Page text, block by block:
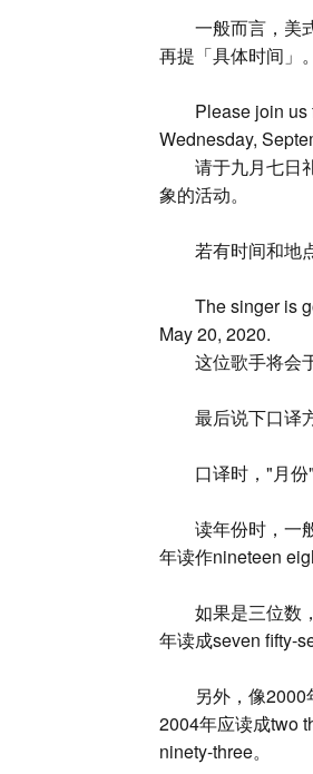
一般而言，美
再提「具体时间」。
Please join
Wednesday,
请于九月七日
象的活动。
若有时间和地
The singer is
May 20, 2020.
这位歌手将会
最后说下口译
口译时，"月
读年份时，一
年读作nineteen
如果是三位数
年读成seven fifty-
另外，像
2004年应读成two
ninety-three。